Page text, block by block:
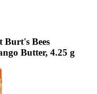
Burt's Bees
Butter, 4.25 g